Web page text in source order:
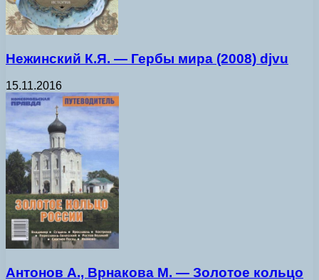
Нежинский К.Я. — Гербы мира (2008) djvu
15.11.2016
Антонов А., Врнакова М. — Золотое кольцо